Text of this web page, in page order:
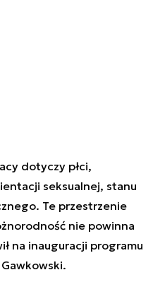
dotyczy płci,
seksualnej, stanu
Te przestrzenie
nie powinna
na inauguracji programu